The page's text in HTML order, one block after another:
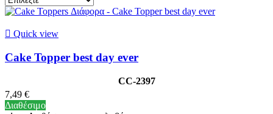
 Quick view
Cake Topper best day ever
CC-2397
7,49 €
Διαθέσιμο